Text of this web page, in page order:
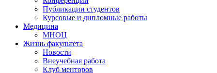
Публикации студентов
Курсовые и дипломные работы
Медицина
МНОЦ
Жизнь факультета
Новости
Внеучебная работа
Клуб менторов